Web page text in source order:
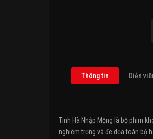
Thông tin Diễn
Tinh Hà Nhập Mộng là bộ phim
nghiêm trọng và đe dọa toàn bộ